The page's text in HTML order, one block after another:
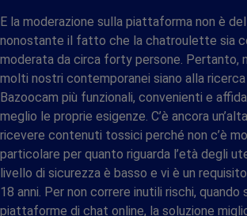
E la moderazione sulla piattaforma non è
nonostante il fatto che la chatroulette sia
moderata da circa forty persone. Pertanto,
molti nostri contemporanei siano alla ricerca
Bazoocam più funzionali, convenienti e
meglio le proprie esigenze. C’è ancora
ricevere contenuti tossici perché non c’è
particolare per quanto riguarda l’età degli
livello di sicurezza è basso e vi è un
18 anni. Per non correre inutili rischi, quando
piattaforme di chat online, la soluzione